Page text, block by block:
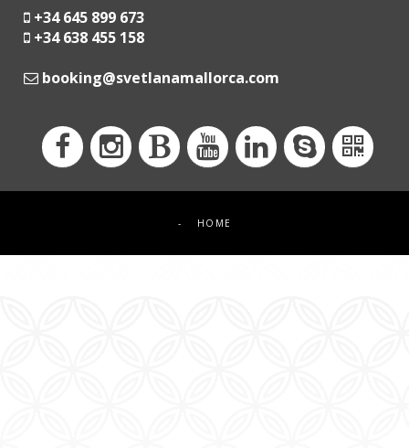
+34 645 899 673
+34 638 455 158
moc.acrollamanaltevs@gnikoob
- HOME